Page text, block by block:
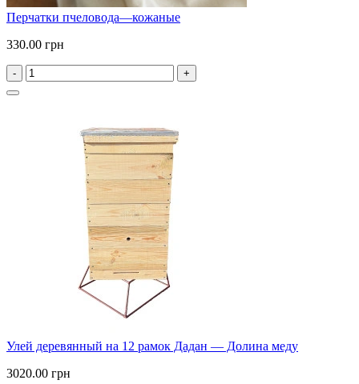
Перчатки пчеловода—кожаные
330.00 грн
- +
Улей деревянный на 12 рамок Дадан — Долина меду
3020.00 грн